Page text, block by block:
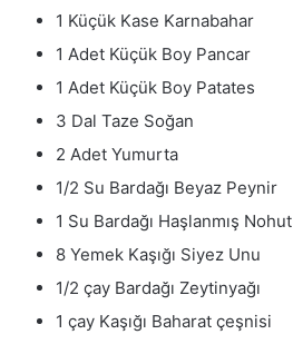
1 Küçük Kase Karnabahar
1 Adet Küçük Boy Pancar
1 Adet Küçük Boy Patates
3 Dal Taze Soğan
2 Adet Yumurta
1/2 Su Bardağı Beyaz Peynir
1 Su Bardağı Haşlanmış Nohut
8 Yemek Kaşığı Siyez Unu
1/2 çay Bardağı Zeytinyağı
1 çay Kaşığı Baharat çeşnisi